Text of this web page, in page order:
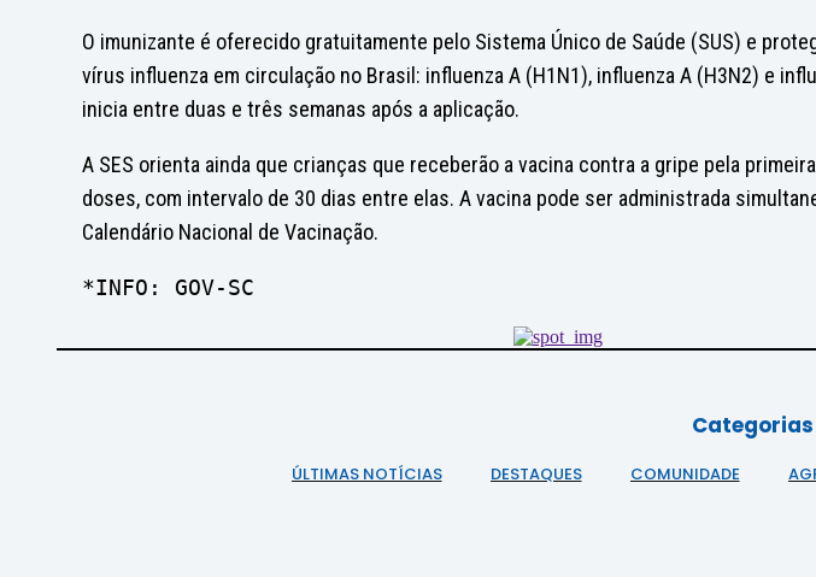
O imunizante é oferecido gratuitamente pelo Sistema Único de Saúde (SUS) e
vírus influenza em circulação no Brasil: influenza A (H1N1), influenza A (H3N2) e
inicia entre duas e três semanas após a aplicação.
A SES orienta ainda que crianças que receberão a vacina contra a gripe pela
doses, com intervalo de 30 dias entre elas. A vacina pode ser administrada
Calendário Nacional de Vacinação.
*INFO: GOV-SC
ÚLTIMAS NOTÍCIAS DESTAQUES COMUNIDADE